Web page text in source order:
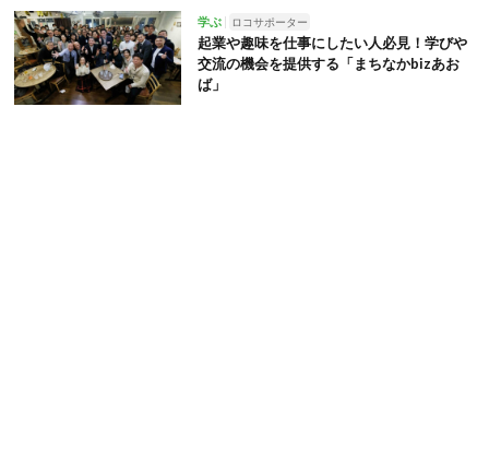
学ぶ ロコサポーター
起業や趣味を仕事にしたい人必見！学びや
交流の機会を提供する「まちなかbizあお
ば」